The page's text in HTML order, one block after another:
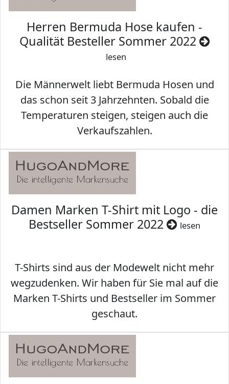
Herren Bermuda Hose kaufen -
Qualität Besteller Sommer 2022
lesen
Die Männerwelt liebt Bermuda Hosen und
das schon seit 3 Jahrzehnten. Sobald die
Temperaturen steigen, steigen auch die
Verkaufszahlen.
Damen Marken T-Shirt mit Logo - die
Bestseller Sommer 2022
lesen
T-Shirts sind aus der Modewelt nicht mehr
wegzudenken. Wir haben für Sie mal auf die
Marken T-Shirts und Bestseller im Sommer
geschaut.